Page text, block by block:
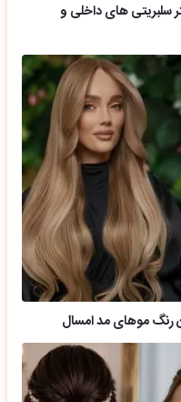
سلبریتی های داخلی و